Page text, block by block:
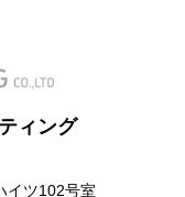
ィング
イツ102号室